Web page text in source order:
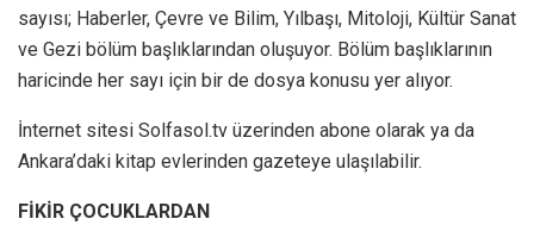
sayısı; Haberler, Çevre ve Bilim, Yılbaşı, Mitoloji, Kültür Sanat
ve Gezi bölüm başlıklarından oluşuyor. Bölüm başlıklarının
haricinde her sayı için bir de dosya konusu yer alıyor.
İnternet sitesi Solfasol.tv üzerinden abone olarak ya da
Ankara’daki kitap evlerinden gazeteye ulaşılabilir.
FİKİR ÇOCUKLARDAN